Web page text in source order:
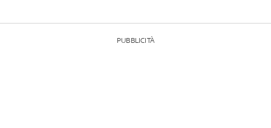
PUBBLICITÀ